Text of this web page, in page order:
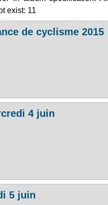
exist: 11
de cyclisme 2015
4 juin
5 juin